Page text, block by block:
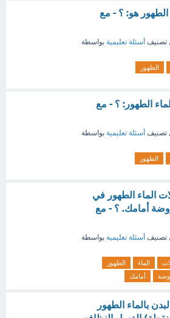
الطهور هو: ؟ - مع
تصنيف أسئلة تعليمية بواسطة
الطهور
الطهور: ؟ - مع
تصنيف أسئلة تعليمية بواسطة
الطهور
الماء الطهور في
أمامك. ؟ - مع
تصنيف أسئلة تعليمية بواسطة
الماء
الطهور
أمامك
بالماء الطهور